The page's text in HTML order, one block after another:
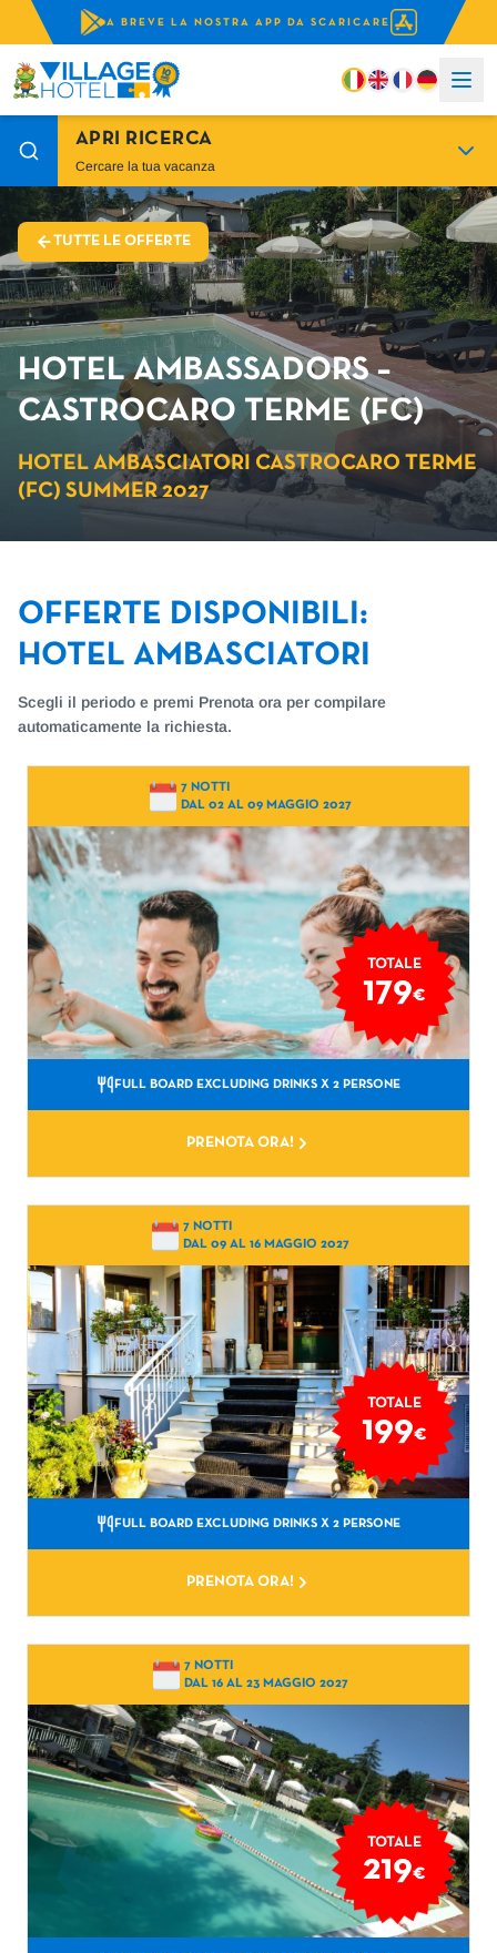
A BREVE LA NOSTRA APP DA SCARICARE
APRI RICERCA
Cercare la tua vacanza
TUTTE LE OFFERTE
HOTEL AMBASSADORS –
CASTROCARO TERME (FC)
HOTEL AMBASCIATORI CASTROCARO TERME
(FC) SUMMER 2027
OFFERTE DISPONIBILI :
HOTEL AMBASCIATORI
Scegli il periodo e premi Prenota ora per compilare
automaticamente la richiesta.
7 NOTTI
DAL 02 AL 09 MAGGIO 2027
TOTALE
179€
FULL BOARD EXCLUDING DRINKS X 2 PERSONE
PRENOTA ORA!
7 NOTTI
DAL 09 AL 16 MAGGIO 2027
TOTALE
199€
FULL BOARD EXCLUDING DRINKS X 2 PERSONE
PRENOTA ORA!
7 NOTTI
DAL 16 AL 23 MAGGIO 2027
TOTALE
219€